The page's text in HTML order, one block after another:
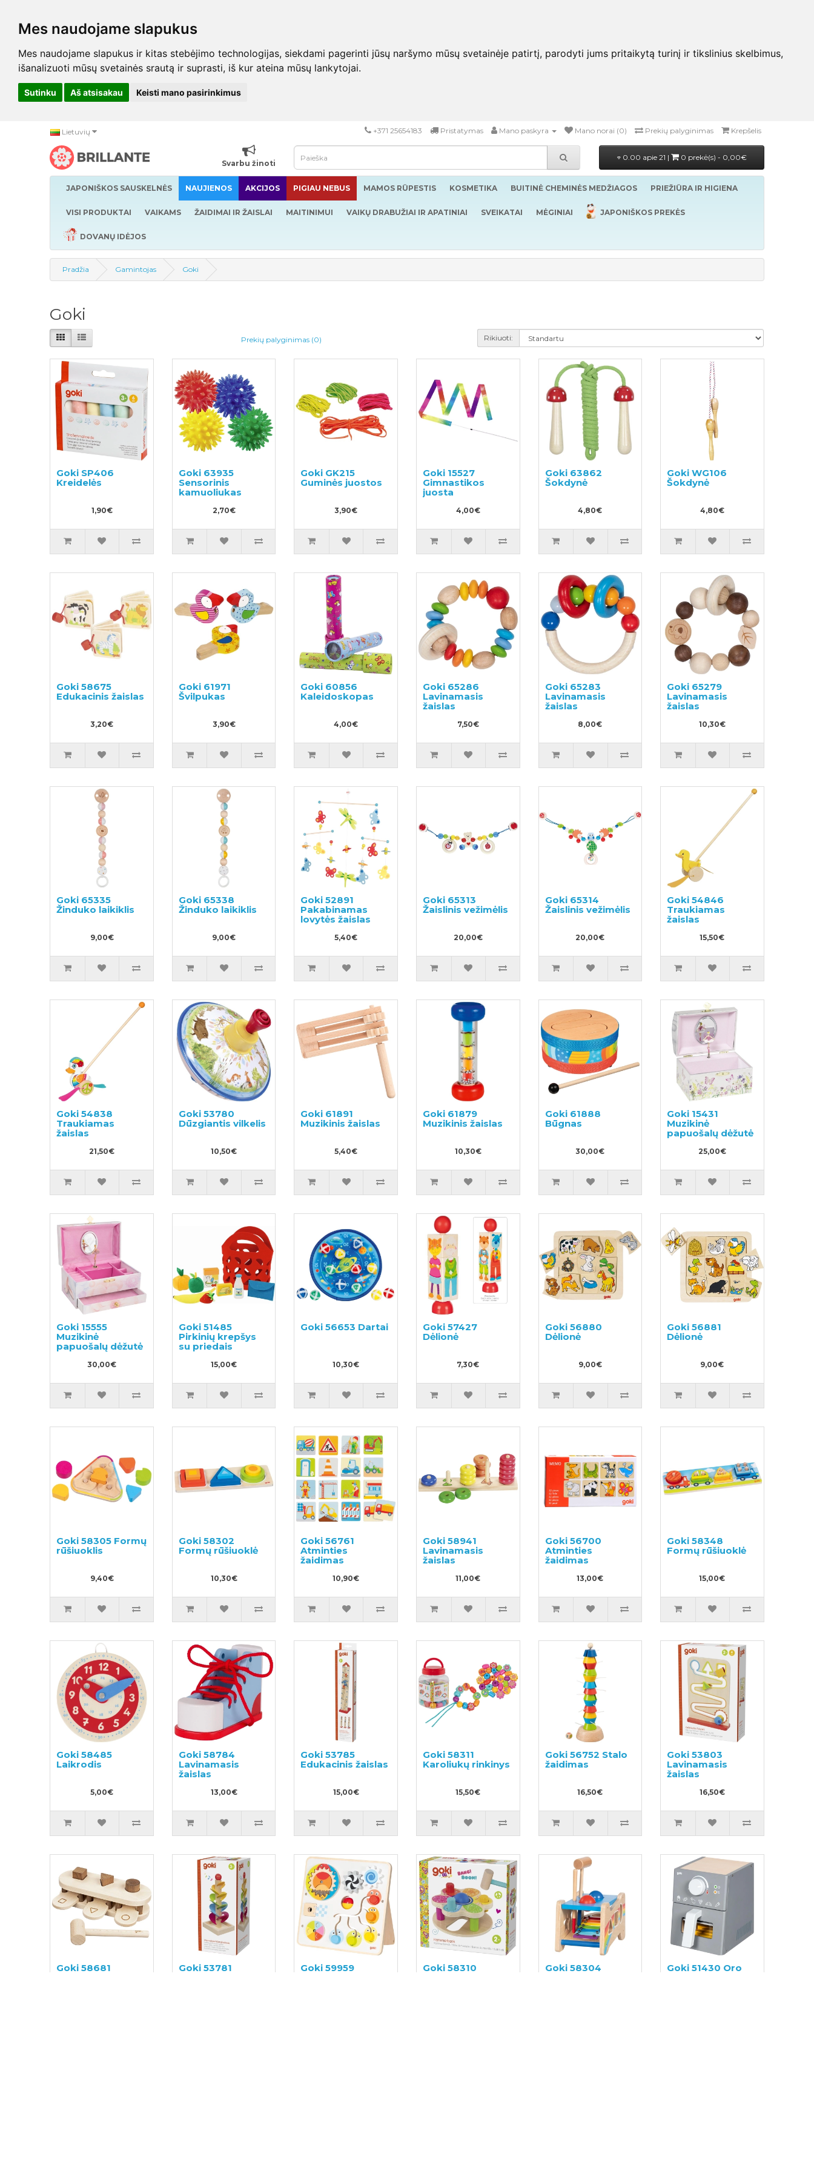
Mes naudojame slapukus
Mes naudojame slapukus ir kitas stebėjimo technologijas, siekdami pagerinti jūsų naršymo mūsų svetainėje patirtį, parodyti jums pritaikytą turinį ir tikslinius skelbimus,
išanalizuoti mūsų svetainės srautą ir suprasti, iš kur ateina mūsų lankytojai.
Sutinku Aš atsisakau Keisti mano pasirinkimus
Lietuvių +371 25654183 Pristatymas Mano paskyra Mano norai (0) Prekių palyginimas Krepšelis
Svarbu žinoti
0.00 apie 21 | 0 prekė(s) - 0,00€
JAPONIŠKOS SAUSKELNĖS NAUJIENOS AKCIJOS PIGIAU NEBUS MAMOS RŪPESTIS KOSMETIKA BUITINĖ CHEMINĖS MEDŽIAGOS PRIEŽIŪRA IR HIGIENA
VISI PRODUKTAI VAIKAMS ŽAIDIMAI IR ŽAISLAI MAITINIMUI VAIKŲ DRABUŽIAI IR APATINIAI SVEIKATAI MĖGINIAI JAPONIŠKOS PREKĖS
DOVANŲ IDĖJOS
Pradžia Gamintojas Goki
Goki
Prekių palyginimas (0) Rikiuoti:
Goki SP406
Kreidelės
1,90€
Goki 63935
Sensorinis
kamuoliukas
2,70€
Goki GK215
Guminės juostos
3,90€
Goki 15527
Gimnastikos
juosta
4,00€
Goki 63862
Šokdynė
4,80€
Goki WG106
Šokdynė
4,80€
Goki 58675
Edukacinis žaislas
3,20€
Goki 61971
Švilpukas
3,90€
Goki 60856
Kaleidoskopas
4,00€
Goki 65286
Lavinamasis
žaislas
7,50€
Goki 65283
Lavinamasis
žaislas
8,00€
Goki 65279
Lavinamasis
žaislas
10,30€
Goki 65335
Žinduko laikiklis
9,00€
Goki 65338
Žinduko laikiklis
9,00€
Goki 52891
Pakabinamas
lovytės žaislas
5,40€
Goki 65313
Žaislinis vežimėlis
20,00€
Goki 65314
Žaislinis vežimėlis
20,00€
Goki 54846
Traukiamas
žaislas
15,50€
Goki 54838
Traukiamas
žaislas
21,50€
Goki 53780
Dūzgiantis vilkelis
10,50€
Goki 61891
Muzikinis žaislas
5,40€
Goki 61879
Muzikinis žaislas
10,30€
Goki 61888
Būgnas
30,00€
Goki 15431
Muzikinė
papuošalų dėžutė
25,00€
Goki 15555
Muzikinė
papuošalų dėžutė
30,00€
Goki 51485
Pirkinių krepšys
su priedais
15,00€
Goki 56653 Dartai
10,30€
Goki 57427
Dėlionė
7,30€
Goki 56880
Dėlionė
9,00€
Goki 56881
Dėlionė
9,00€
Goki 58305 Formų
rūšiuoklis
9,40€
Goki 58302
Formų rūšiuoklė
10,30€
Goki 56761
Atminties
žaidimas
10,90€
Goki 58941
Lavinamasis
žaislas
11,00€
Goki 56700
Atminties
žaidimas
13,00€
Goki 58348
Formų rūšiuoklė
15,00€
Goki 58485
Laikrodis
5,00€
Goki 58784
Lavinamasis
žaislas
13,00€
Goki 53785
Edukacinis žaislas
15,00€
Goki 58311
Karoliukų rinkinys
15,50€
Goki 56752 Stalo
žaidimas
16,50€
Goki 53803
Lavinamasis
žaislas
16,50€
Goki 58681
Goki 53781
Goki 59959
Goki 58310
Goki 58304
Goki 51430 Oro